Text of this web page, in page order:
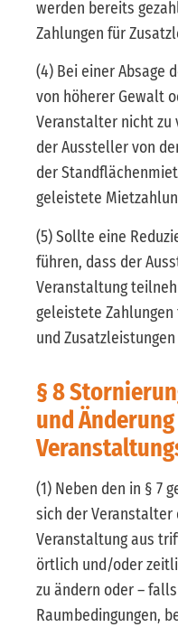
werden bereits
Zahlungen für
(4) Bei einer Absage
von höherer Gewalt
Veranstalter nicht zu
der Aussteller von
der
geleistete
(5) Sollte eine
führen, dass der
Veranstaltung
geleistete
und
§ 8
und
(1) Neben den in § 7
sich der Veranstalter
Veranstaltung aus
örtlich und/oder
zu ändern oder –
Raumbedingungen,